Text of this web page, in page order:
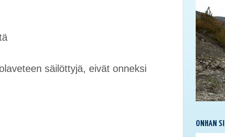
säilöttyjä, eivät onneksi
ONHAN